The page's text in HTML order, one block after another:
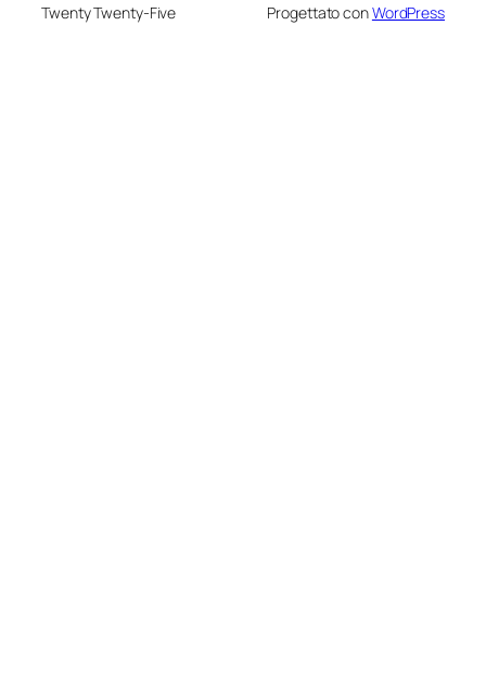
Twenty Twenty-Five Progettato conWordPress